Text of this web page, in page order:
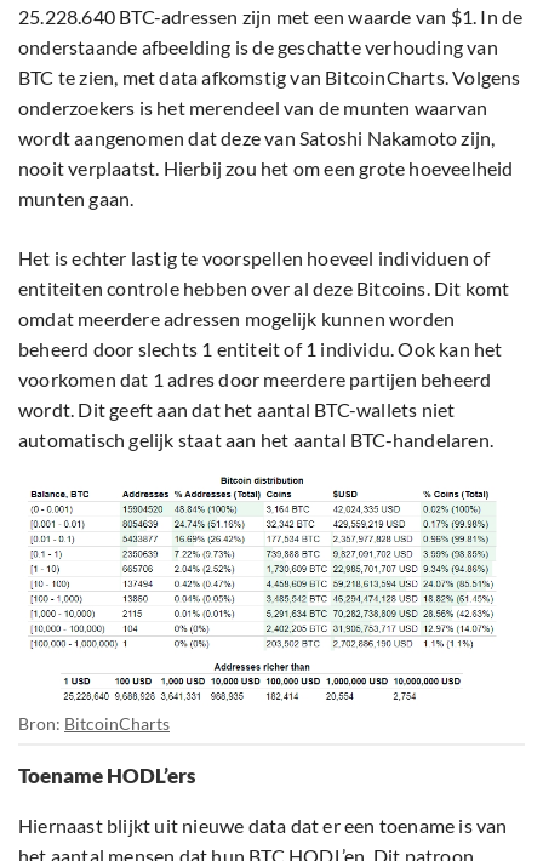
25.228.640 BTC-adressen zijn met een waarde van $1. In de
onderstaande afbeelding is de geschatte verhouding van
BTC te zien, met data afkomstig van BitcoinCharts. Volgens
onderzoekers is het merendeel van de munten waarvan
wordt aangenomen dat deze van Satoshi Nakamoto zijn,
nooit verplaatst. Hierbij zou het om een grote hoeveelheid
munten gaan.
Het is echter lastig te voorspellen hoeveel individuen of
entiteiten controle hebben over al deze Bitcoins. Dit komt
omdat meerdere adressen mogelijk kunnen worden
beheerd door slechts 1 entiteit of 1 individu. Ook kan het
voorkomen dat 1 adres door meerdere partijen beheerd
wordt. Dit geeft aan dat het aantal BTC-wallets niet
automatisch gelijk staat aan het aantal BTC-handelaren.
Bron: BitcoinCharts
Toename HODL’ers
Hiernaast blijkt uit nieuwe data dat er een toename is van
het aantal mensen dat hun BTC HODL’en. Dit patroon